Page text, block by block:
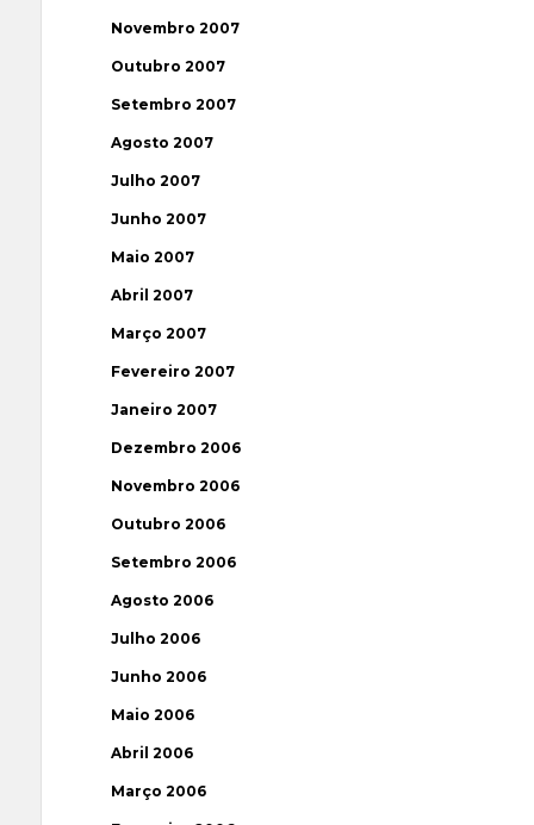
Novembro 2007
Outubro 2007
Setembro 2007
Agosto 2007
Julho 2007
Junho 2007
Maio 2007
Abril 2007
Março 2007
Fevereiro 2007
Janeiro 2007
Dezembro 2006
Novembro 2006
Outubro 2006
Setembro 2006
Agosto 2006
Julho 2006
Junho 2006
Maio 2006
Abril 2006
Março 2006